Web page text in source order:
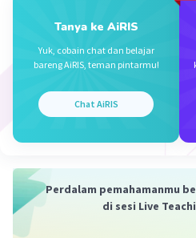
Tanya ke AiRIS
Yuk, cobain chat dan belajar
bareng AiRIS, teman pintarmu!
Chat AiRIS
Perdalam pemahamanmu
di sesi Live